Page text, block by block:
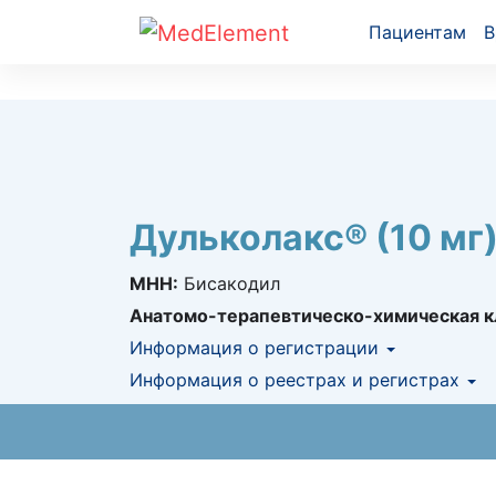
Пациентам
Дульколакс® (10 мг)
МНН: Бисакодил
Анатомо-терапевтическо-химическая
Информация о регистрации
Номер регистрации в РК:№ РК-ЛС-
Информация о реестрах и регистрах
КНФ (ЛС включено в